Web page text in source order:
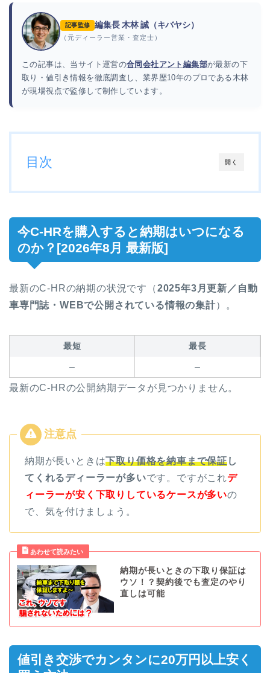
記事監修 編集長 木林 誠（キバヤシ）
（元ディーラー営業・査定士）
この記事は、当サイト運営の合同会社アント編集部が最新の下
取り・値引き情報を徹底調査し、業界歴10年のプロである木林
が現場視点で監修して制作しています。
開く
目次
今C-HRを購入すると納期はいつになる
のか？[2026年8月 最新版]
最新のC-HRの納期の状況です（2025年3月更新／自動
車専門誌・WEBで公開されている情報の集計）。
最短 最長
– –
最新のC-HRの公開納期データが見つかりません。
納期が長いときは下取り価格を納車まで保証 し
てくれるディーラーが多いです。ですがこれデ
ィーラーが安く下取りしているケースが多いの
で、気を付けましょう。
納期が長いときの下取り保証は
ウソ！？契約後でも査定のやり
直しは可能
値引き交渉でカンタンに20万円以上安く